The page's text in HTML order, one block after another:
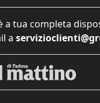
a tua completa
a